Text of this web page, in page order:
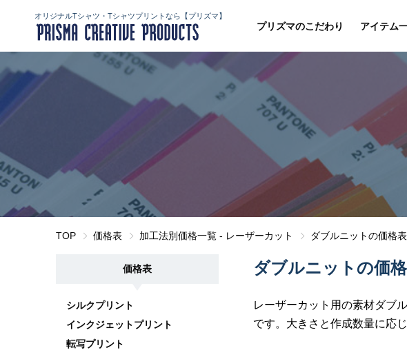
オリジナルTシャツ・Tシャツプリントなら【プリズマ】
プリズマのこだわり アイテム
TOP 価格表 加工法別価格一覧 - レーザーカット ダブルニットの価格表
価格表
シルクプリント
インクジェットプリント
転写プリント
ダブルニットの価
レーザーカット用の素材ダブ
です。大きさと作成数量に応